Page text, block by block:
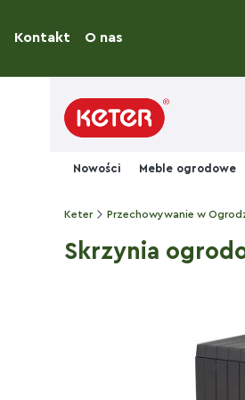
Kontakt O nas
Nowości Meble ogrodowe
Keter Przechowywanie w
Skrzynia